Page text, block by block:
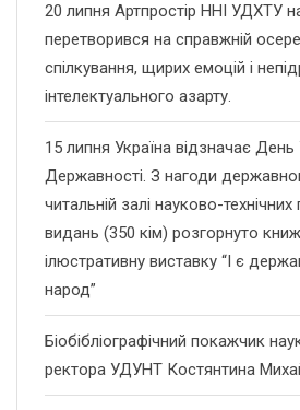
20 липня Артпростір ННІ УДХТУ
перетворився на справжній
спілкування, щирих емоцій і
інтелектуального азарту.
15 липня Україна відзначає День
Державності. З нагоди
читальній залі науково-технічних
видань (350 кім) розгорнуто
ілюстративну виставку “І є
народ”
Біобібліографічний покажчик
ректора УДУНТ Костянтина